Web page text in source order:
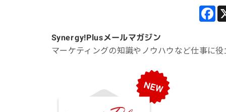
Synergy!Plusメールマガジン
マーケティングの知識やノウハウなど仕事に